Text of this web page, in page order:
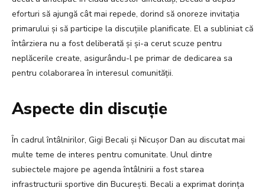
eforturi să ajungă cât mai repede, dorind să onoreze invitația
primarului și să participe la discuțiile planificate. El a subliniat că
întârziera nu a fost deliberată și și-a cerut scuze pentru
neplăcerile create, asigurându-l pe primar de dedicarea sa
pentru colaborarea în interesul comunității.
Aspecte din discuție
În cadrul întâlnirilor, Gigi Becali și Nicușor Dan au discutat mai
multe teme de interes pentru comunitate. Unul dintre
subiectele majore pe agenda întâlnirii a fost starea
infrastructurii sportive din București. Becali a exprimat dorința